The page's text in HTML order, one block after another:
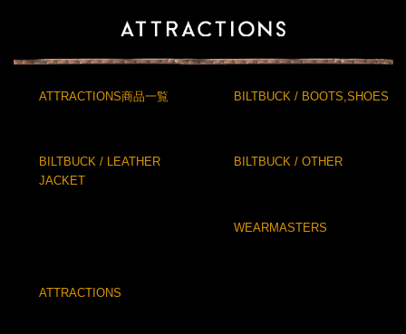
ATTRACTIONS商品一覧 BILTBUCK / BOOTS,SHOES
BILTBUCK / LEATHER
JACKET
BILTBUCK / OTHER
WEARMASTERS
ATTRACTIONS